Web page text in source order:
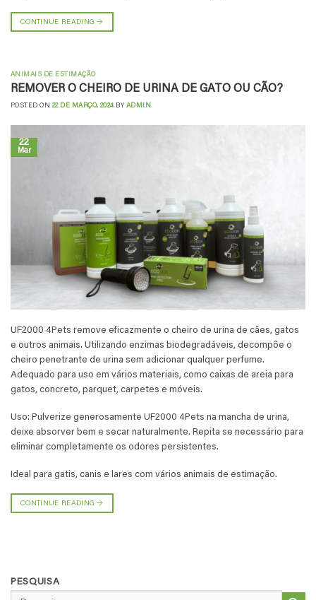
CONTINUE READING→
ANIMAIS DE ESTIMAÇÃO
REMOVER O CHEIRO DE URINA DE GATO OU CÃO?
POSTED ON 22 DE MARÇO, 2024 BY ADMIN
22
Mar
UF2000 4Pets remove eficazmente o cheiro de urina de cães, gatos
e outros animais. Utilizando enzimas biodegradáveis, decompõe o
cheiro penetrante de urina sem adicionar qualquer perfume.
Adequado para uso em vários materiais, como caixas de areia para
gatos, concreto, parquet, carpetes e móveis.
Uso: Pulverize generosamente UF2000 4Pets na mancha de urina,
deixe absorver bem e secar naturalmente. Repita se necessário para
eliminar completamente os odores persistentes.
Ideal para gatis, canis e lares com vários animais de estimação.
CONTINUE READING→
PESQUISA